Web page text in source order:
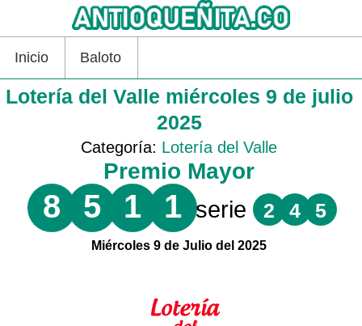
Inicio Baloto
Lotería del Valle miércoles 9 de julio
2025
Categoría: Lotería del Valle
Premio Mayor
8 5 1 1 serie 2 4 5
Miércoles 9 de Julio del 2025